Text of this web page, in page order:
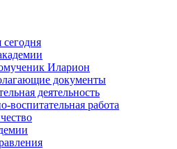
Иларион
документы
деятельность
воспитательная работа